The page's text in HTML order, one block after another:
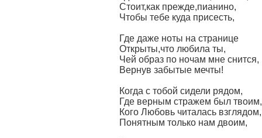
Стоит,как прежде,пианино,
Чтобы тебе куда присесть,
Где даже ноты на странице
Открыты,что любила ты,
Чей образ по ночам мне снится,
Вернув забытые мечты!
Когда с тобой сидели рядом,
Где верным стражем был твоим,
Кого Любовь читалась взглядом,
Понятным только нам двоим,